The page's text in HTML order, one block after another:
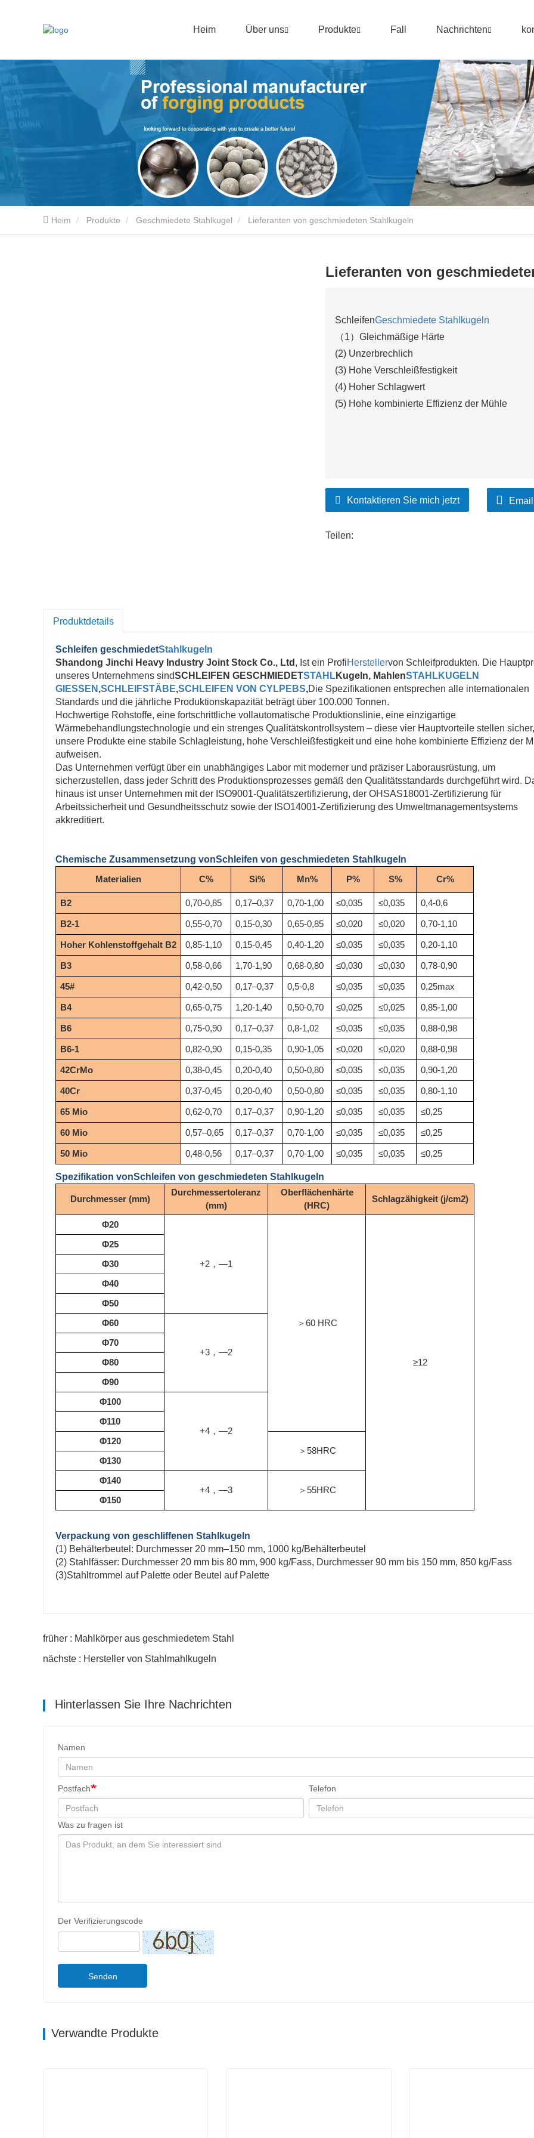
Heim Über uns Produkte Fall Nachrichten
Heim Produkte Geschmiedete Stahlkugel Lieferanten von geschmiedeten Stahlkugeln
Lieferanten von
SchleifenGeschmiedete Stahlkugeln
（1）Gleichmäßige Härte
(2) Unzerbrechlich
(3) Hohe Verschleißfestigkeit
(4) Hoher Schlagwert
(5) Hohe kombinierte Effizienz der Mühle
Kontaktieren Sie mich jetzt Email
Teilen:
Produktdetails
Schleifen geschmiedetStahlkugeln
Shandong Jinchi Heavy Industry Joint Stock Co., Ltd , Ist ein ProfiHerstellervon Schleifprodukten. Die
unseres Unternehmens sindSCHLEIFEN GESCHMIEDETSTAHLKugeln, MahlenSTAHLKUGELN
GIESSEN ,SCHLEIFSTÄBE,SCHLEIFEN VON CYLPEBS,Die Spezifikationen entsprechen alle internationalen
Standards und die jährliche Produktionskapazität beträgt über 100.000 Tonnen.
Hochwertige Rohstoffe, eine fortschrittliche vollautomatische Produktionslinie, eine einzigartige
Wärmebehandlungstechnologie und ein strenges Qualitätskontrollsystem – diese vier Hauptvorteile stellen
unsere Produkte eine stabile Schlagleistung, hohe Verschleißfestigkeit und eine hohe kombinierte Effizienz der
aufweisen.
Das Unternehmen verfügt über ein unabhängiges Labor mit moderner und präziser Laborausrüstung, um
sicherzustellen, dass jeder Schritt des Produktionsprozesses gemäß den Qualitätsstandards durchgeführt wird.
hinaus ist unser Unternehmen mit der ISO9001-Qualitätszertifizierung, der OHSAS18001-Zertifizierung für
Arbeitssicherheit und Gesundheitsschutz sowie der ISO14001-Zertifizierung des Umweltmanagementsystems
akkreditiert.
Chemische Zusammensetzung vonSchleifen von geschmiedeten Stahlkugeln
Materialien
C% Si% Mn% P% S% Cr%
B2 0,70-0,85 0,17–0,37 0,70-1,00 ≤0,035 ≤0,035 0,4-0,6
B2-1 0,55-0,70 0,15-0,30 0,65-0,85 ≤0,020 ≤0,020 0,70-1,10
Hoher Kohlenstoffgehalt B2 0,85-1,10 0,15-0,45 0,40-1,20 ≤0,035 ≤0,035 0,20-1,10
B3 0,58-0,66 1,70-1,90 0,68-0,80 ≤0,030 ≤0,030 0,78-0,90
45# 0,42-0,50 0,17–0,37 0,5-0,8 ≤0,035 ≤0,035 0,25max
B4 0,65-0,75 1,20-1,40 0,50-0,70 ≤0,025 ≤0,025 0,85-1,00
B6 0,75-0,90 0,17–0,37 0,8-1,02 ≤0,035 ≤0,035 0,88-0,98
B6-1 0,82-0,90 0,15-0,35 0,90-1,05 ≤0,020 ≤0,020 0,88-0,98
42CrMo 0,38-0,45 0,20-0,40 0,50-0,80 ≤0,035 ≤0,035 0,90-1,20
40Cr 0,37-0,45 0,20-0,40 0,50-0,80 ≤0,035 ≤0,035 0,80-1,10
65 Mio 0,62-0,70 0,17–0,37 0,90-1,20 ≤0,035 ≤0,035 ≤0,25
60 Mio 0,57–0,65 0,17–0,37 0,70-1,00 ≤0,035 ≤0,035 ≤0,25
50 Mio 0,48-0,56 0,17–0,37 0,70-1,00 ≤0,035 ≤0,035 ≤0,25
Spezifikation vonSchleifen von geschmiedeten Stahlkugeln
Durchmesser (mm)
Durchmessertoleranz
(mm)
Oberflächenhärte
(HRC)
Schlagzähigkeit (j/cm2)
Φ20
+2 ， —1
＞ 60 HRC
≥12
Φ25
Φ30
Φ40
Φ50
Φ60
+3 ， —2
Φ70
Φ80
Φ90
Φ100
+4 ， —2
Φ110
Φ120
＞ 58HRC
Φ130
Φ140
+4 ， —3 ＞ 55HRC
Φ150
Verpackung von geschliffenen Stahlkugeln
(1) Behälterbeutel: Durchmesser 20 mm–150 mm, 1000 kg/Behälterbeutel
(2) Stahlfässer: Durchmesser 20 mm bis 80 mm, 900 kg/Fass, Durchmesser 90 mm bis 150 mm, 850 kg/Fass
(3)Stahltrommel auf Palette oder Beutel auf Palette
früher : Mahlkörper aus geschmiedetem Stahl
nächste : Hersteller von Stahlmahlkugeln
Hinterlassen Sie Ihre Nachrichten
Namen
Postfach Telefon
Was zu fragen ist
Der Verifizierungscode
Senden
Verwandte Produkte